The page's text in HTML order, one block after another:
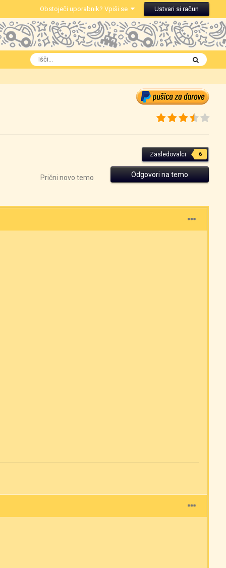
Obstoječi uporabnik? Vpiši se Ustvari si račun
Zasledovalci 6
Odgovori na temo
Prični novo temo